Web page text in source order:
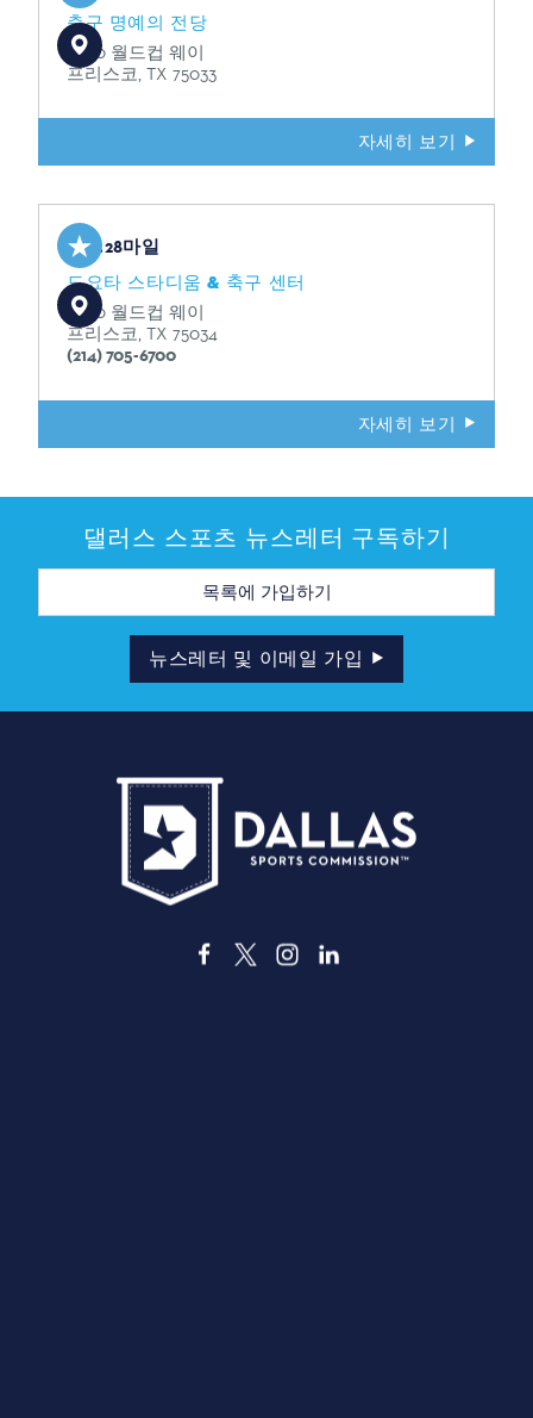
축구 명예의 전당
9200 월드컵 웨이
프리스코, TX 75033
자세히 보기
4.28마일
도요타 스타디움 & 축구 센터
9200 월드컵 웨이
프리스코, TX 75034
(214) 705-6700
자세히 보기
댈러스 스포츠 뉴스레터 구독하기
이
일
뉴스레터 및 이메일 가입